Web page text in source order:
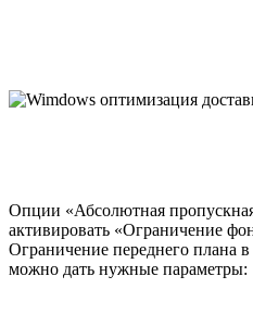
Опции «Абсолютная
активировать «Ограничение
Ограничение переднего плана
можно дать нужные параметры: